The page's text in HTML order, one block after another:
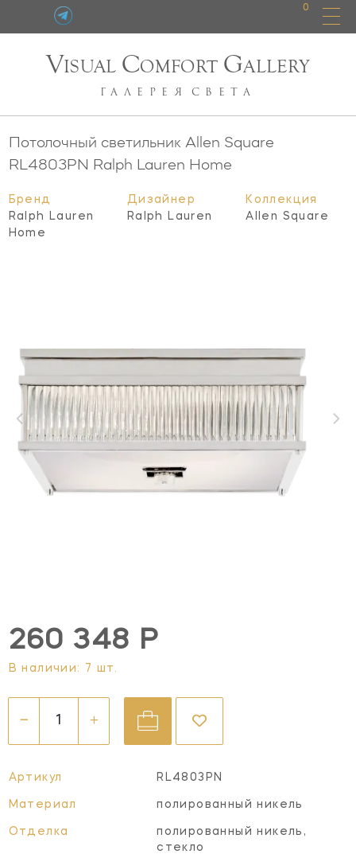
0
VISUAL COMFORT GALLERY
ГАЛЕРЕЯ СВЕТА
Потолочный светильник Allen Square
RL4803PN Ralph Lauren Home
Бренд
Ralph Lauren
Home
Дизайнер
Ralph Lauren
Коллекция
Allen Square
260 348 Р
В наличии: 7 шт.
Артикул RL4803PN
Материал полированный никель
Отделка
полированный никель,
стекло